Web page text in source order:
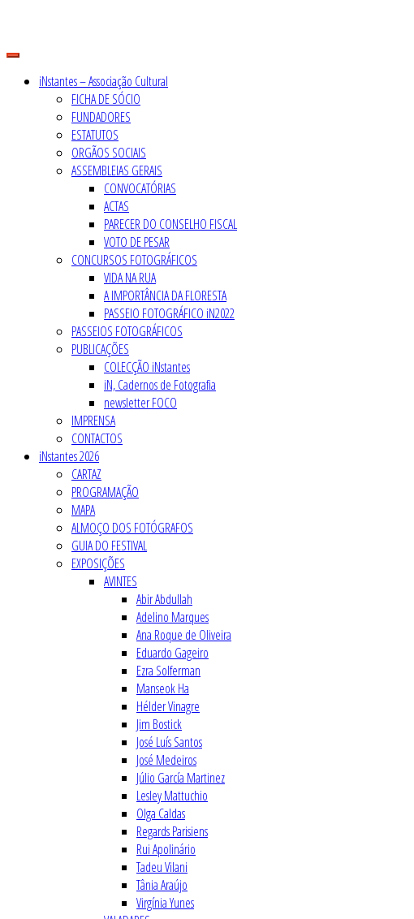
content
iNstantes – Associação Cultural
FICHA DE SÓCIO
FUNDADORES
ESTATUTOS
ORGÃOS SOCIAIS
ASSEMBLEIAS GERAIS
CONVOCATÓRIAS
ACTAS
PARECER DO CONSELHO FISCAL
VOTO DE PESAR
CONCURSOS FOTOGRÁFICOS
VIDA NA RUA
A IMPORTÂNCIA DA FLORESTA
PASSEIO FOTOGRÁFICO iN2022
PASSEIOS FOTOGRÁFICOS
PUBLICAÇÕES
COLECÇÃO iNstantes
iN, Cadernos de Fotografia
newsletter FOCO
IMPRENSA
CONTACTOS
iNstantes 2026
CARTAZ
PROGRAMAÇÃO
MAPA
ALMOÇO DOS FOTÓGRAFOS
GUIA DO FESTIVAL
EXPOSIÇÕES
AVINTES
Abir Abdullah
Adelino Marques
Ana Roque de Oliveira
Eduardo Gageiro
Ezra Solferman
Manseok Ha
Hélder Vinagre
Jim Bostick
José Luís Santos
José Medeiros
Júlio García Martinez
Lesley Mattuchio
Olga Caldas
Regards Parisiens
Rui Apolinário
Tadeu Vilani
Tânia Araújo
Virgínia Yunes